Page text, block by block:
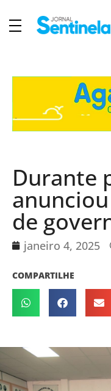
Durante
de
janeiro 4, 2025
COMPARTILHE